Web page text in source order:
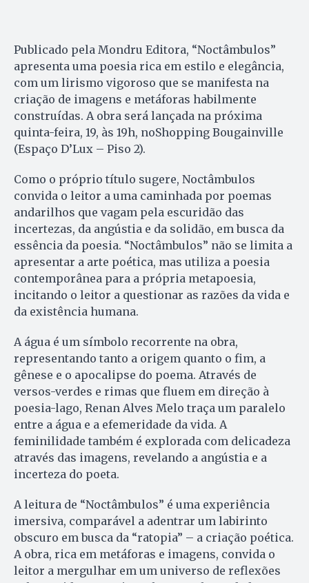
Publicado pela Mondru Editora, “Noctâmbulos”
apresenta uma poesia rica em estilo e elegância,
com um lirismo vigoroso que se manifesta na
criação de imagens e metáforas habilmente
construídas. A obra será lançada na próxima
quinta-feira, 19, às 19h, noShopping Bougainville
(Espaço D’Lux – Piso 2).
Como o próprio título sugere, Noctâmbulos
convida o leitor a uma caminhada por poemas
andarilhos que vagam pela escuridão das
incertezas, da angústia e da solidão, em busca da
essência da poesia. “Noctâmbulos” não se limita a
apresentar a arte poética, mas utiliza a poesia
contemporânea para a própria metapoesia,
incitando o leitor a questionar as razões da vida e
da existência humana.
A água é um símbolo recorrente na obra,
representando tanto a origem quanto o fim, a
gênese e o apocalipse do poema. Através de
versos-verdes e rimas que fluem em direção à
poesia-lago, Renan Alves Melo traça um paralelo
entre a água e a efemeridade da vida. A
feminilidade também é explorada com delicadeza
através das imagens, revelando a angústia e a
incerteza do poeta.
A leitura de “Noctâmbulos” é uma experiência
imersiva, comparável a adentrar um labirinto
obscuro em busca da “ratopia” – a criação poética.
A obra, rica em metáforas e imagens, convida o
leitor a mergulhar em um universo de reflexões